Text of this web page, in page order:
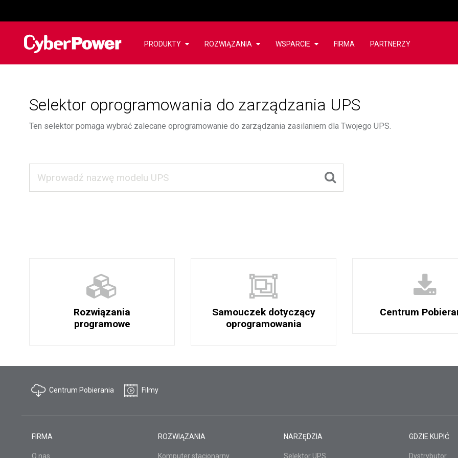
PRODUKTY ROZWIĄZANIA WSPARCIE FIRMA PARTNERZY
Selektor oprogramowania do zarządzania UPS
Ten selektor pomaga wybrać zalecane oprogramowanie do zarządzania zasilaniem dla Twojego UPS.
Rozwiązania
programowe
Samouczek dotyczący
oprogramowania
Centrum
Centrum Pobierania Filmy
FIRMA
O nas
ROZWIĄZANIA
Komputer stacjonarny
NARZĘDZIA
Selektor UPS
GDZIE KUPIĆ
Dystrybutor